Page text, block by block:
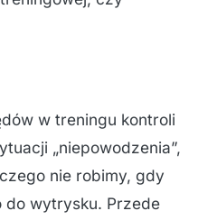
w treningu kontroli
„niepowodzenia”,
nie robimy, gdy
do wytrysku. Przede